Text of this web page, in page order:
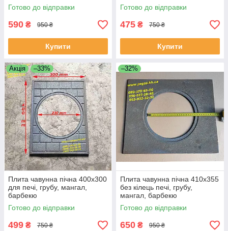
Готово до відправки
590 ₴ 950 ₴
Купити
Готово до відправки
475 ₴ 750 ₴
Купити
Акція –33%
Плита чавунна пічна 400х300
для печі, грубу, мангал,
барбекю
Готово до відправки
499 ₴ 750 ₴
–32%
Плита чавунна пічна 410х355
без кілець печі, грубу,
мангал, барбекю
Готово до відправки
650 ₴ 950 ₴